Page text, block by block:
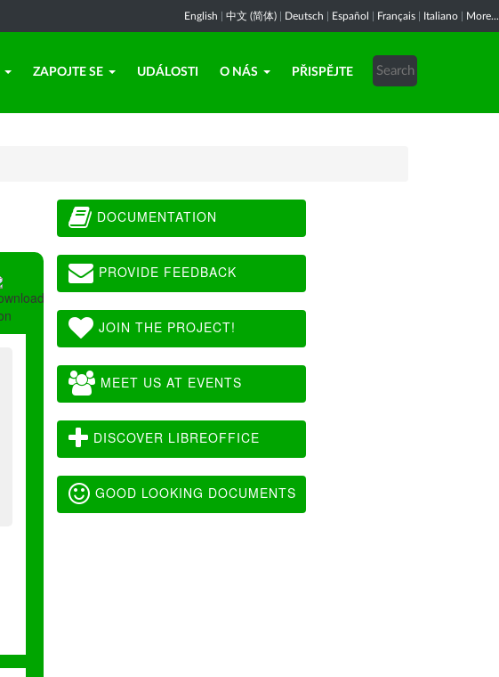
English 中文 (简体) Deutsch Español Français Italiano More...
ZAPOJTE SE UDÁLOSTI O NÁS PŘISPĚJTE
DOCUMENTATION
PROVIDE FEEDBACK
JOIN THE PROJECT!
MEET US AT EVENTS
DISCOVER LIBREOFFICE
GOOD LOOKING DOCUMENTS